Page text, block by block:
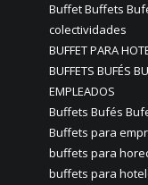
Buffet Buffets
colectividades
BUFFET PARA
BUFFETS BUFÉS
EMPLEADOS
Buffets Bufés
Buffets para
buffets para
buffets para